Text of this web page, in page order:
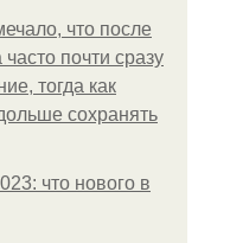
что после
почти сразу
тогда как
сохранять
что нового в